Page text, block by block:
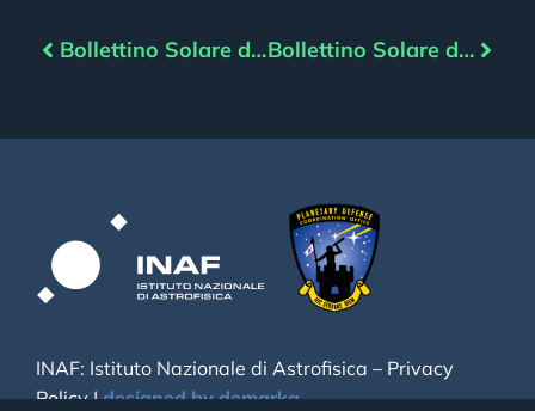
Bollettino Solare del 18/06/2025 Bollettino Solare del 20/06/2025
INAF: Istituto Nazionale di Astrofisica – Privacy
Policy|designed by demarka